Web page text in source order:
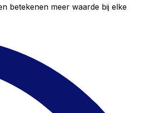
betekenen meer waarde bij elke